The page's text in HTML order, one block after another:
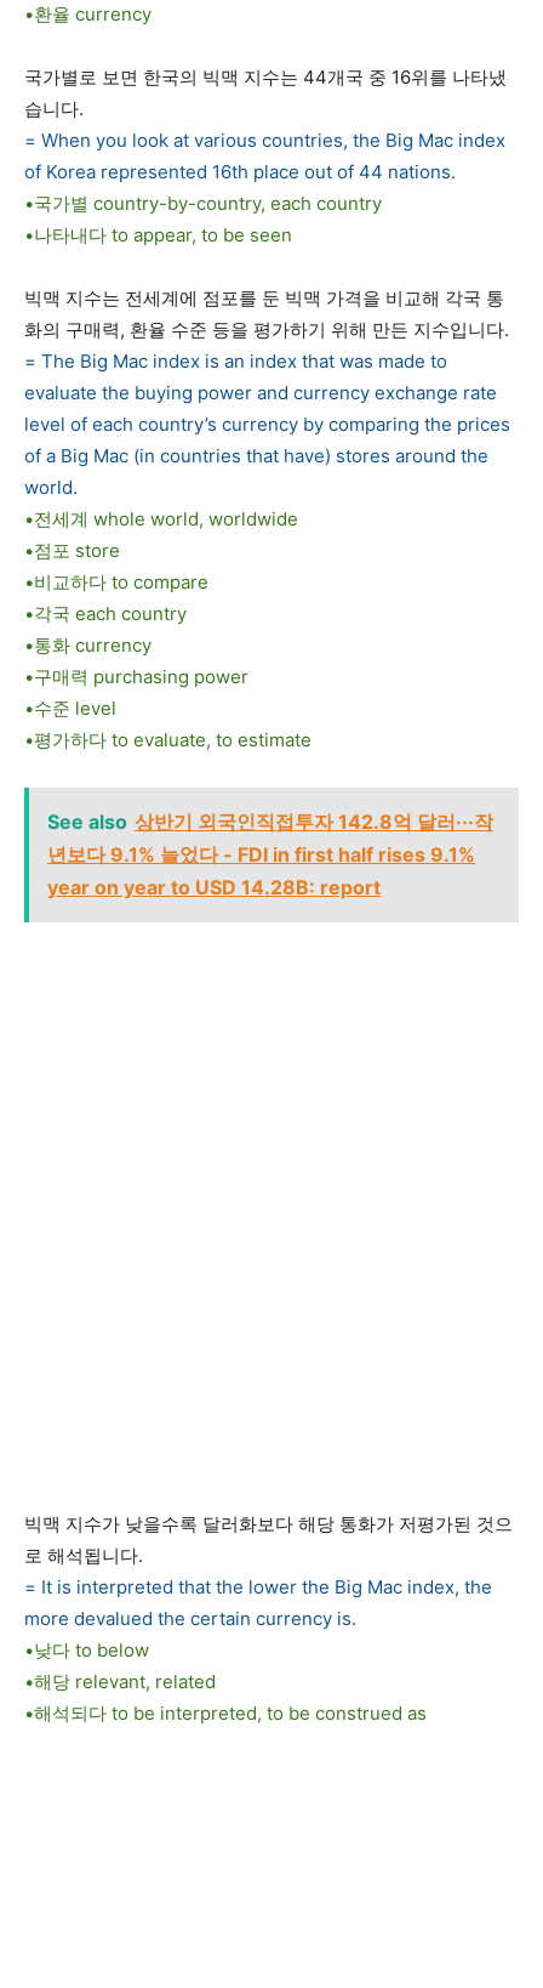
•환율 currency
국가별로 보면 한국의 빅맥 지수는 44개국 중 16위를 나타냈
습니다.
= When you look at various countries, the Big Mac index
of Korea represented 16th place out of 44 nations.
•국가별 country-by-country, each country
•나타내다 to appear, to be seen
빅맥 지수는 전세계에 점포를 둔 빅맥 가격을 비교해 각국 통
화의 구매력, 환율 수준 등을 평가하기 위해 만든 지수입니다.
= The Big Mac index is an index that was made to
evaluate the buying power and currency exchange rate
level of each country’s currency by comparing the prices
of a Big Mac (in countries that have) stores around the
world.
•전세계 whole world, worldwide
•점포 store
•비교하다 to compare
•각국 each country
•통화 currency
•구매력 purchasing power
•수준 level
•평가하다 to evaluate, to estimate
See also 상반기 외국인직접투자 142.8억 달러···작
년보다 9.1% 늘었다 - FDI in first half rises 9.1%
year on year to USD 14.28B: report
빅맥 지수가 낮을수록 달러화보다 해당 통화가 저평가된 것으
로 해석됩니다.
= It is interpreted that the lower the Big Mac index, the
more devalued the certain currency is.
•낮다 to below
•해당 relevant, related
•해석되다 to be interpreted, to be construed as